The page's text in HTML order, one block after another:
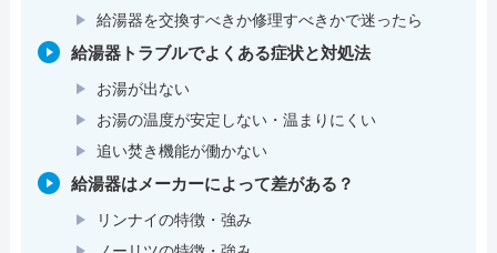
給湯器を交換すべきか修理すべきかで迷ったら
給湯器トラブルでよくある症状と対処法
お湯が出ない
お湯の温度が安定しない・温まりにくい
追い焚き機能が働かない
給湯器はメーカーによって差がある？
リンナイの特徴・強み